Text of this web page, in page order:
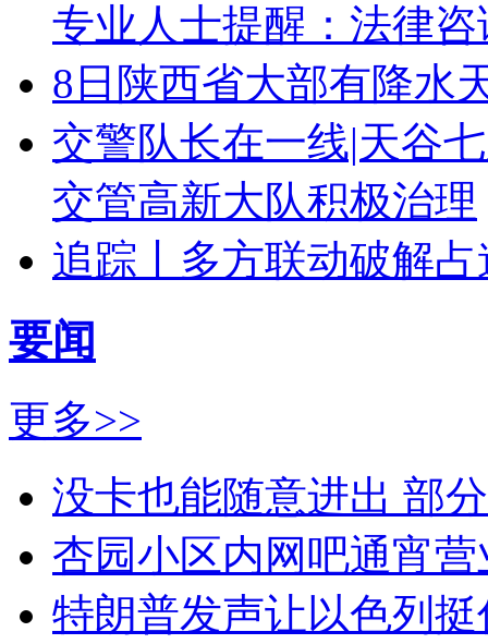
专业人士提醒：法律
8日陕西省大部有降水
交警队长在一线|天谷
交管高新大队积极治理
追踪丨多方联动破解
要闻
更多>>
没卡也能随意进出 部
杏园小区内网吧通宵
特朗普发声让以色列挺